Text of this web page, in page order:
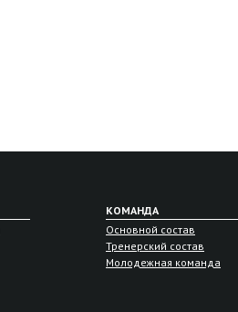
КОМАНДА
Основной состав
Тренерский состав
Молодежная команда